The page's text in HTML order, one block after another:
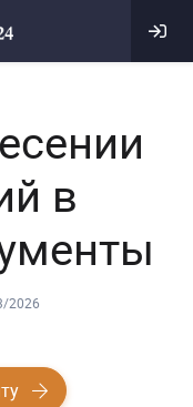
в
2026